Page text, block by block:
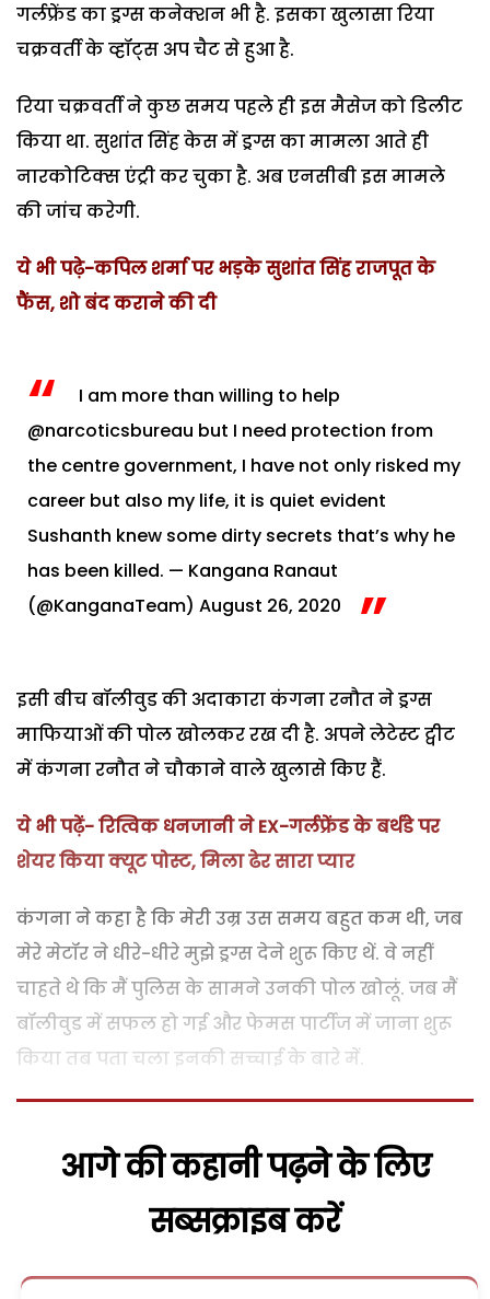
गर्लफ्रेंड का ड्रग्स कनेक्शन भी है. इसका खुलासा रिया
चक्रवर्ती के व्हॉट्स अप चैट से हुआ है.
रिया चक्रवर्ती ने कुछ समय पहले ही इस मैसेज को डिलीट
किया था. सुशांत सिंह केस में ड्रग्स का मामला आते ही
नारकोटिक्स एंट्री कर चुका है. अब एनसीबी इस मामले
की जांच करेगी.
ये भी पढ़े-कपिल शर्मा पर भड़के सुशांत सिंह राजपूत के
फैंस, शो बंद कराने की दी
I am more than willing to help
@narcoticsbureau but I need protection from
the centre government, I have not only risked my
career but also my life, it is quiet evident
Sushanth knew some dirty secrets that’s why he
has been killed. — Kangana Ranaut
(@KanganaTeam) August 26, 2020
इसी बीच बॉलीवुड की अदाकारा कंगना रनौत ने ड्रग्स
माफियाओं की पोल खोलकर रख दी है. अपने लेटेस्ट ट्वीट
में कंगना रनौत ने चौकाने वाले खुलासे किए हैं.
ये भी पढ़ें- रित्विक धनजानी ने EX-गर्लफ्रेंड के बर्थडे पर
शेयर किया क्यूट पोस्ट, मिला ढेर सारा प्यार
कंगना ने कहा है कि मेरी उम्र उस समय बहुत कम थी, जब
मेरे मेटॉर ने धीरे-धीरे मुझे ड्रग्स देने शुरू किए थें. वे नहीं
चाहते थे कि मैं पुलिस के सामने उनकी पोल खोलूं. जब मैं
बॉलीवुड में सफल हो गई और फेमस पार्टीज में जाना शुरू
किया तब पता चला इनकी सच्चाई के बारे में.
आगे की कहानी पढ़ने के लिए
सब्सक्राइब करें